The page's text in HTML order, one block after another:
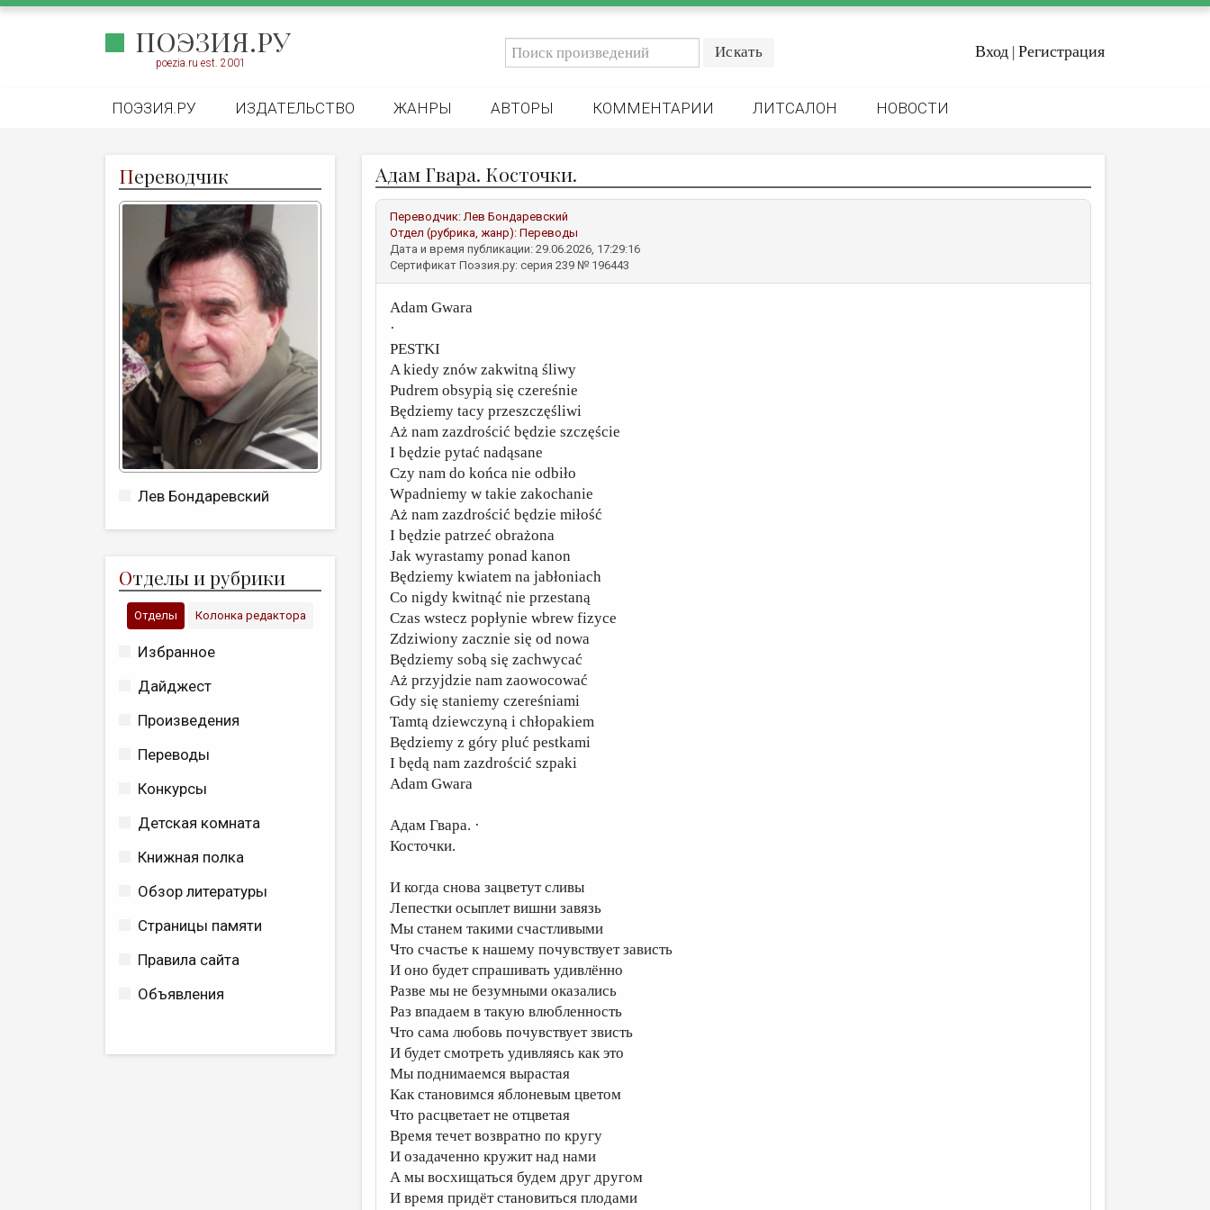
ПОЭЗИЯ.РУ
poezia.ru est. 2001
Вход | Регистрация
ПОЭЗИЯ.РУ ИЗДАТЕЛЬСТВО ЖАНРЫ АВТОРЫ КОММЕНТАРИИ ЛИТСАЛОН НОВОСТИ
Переводчик
Лев Бондаревский
Отделы и рубрики
Отделы Колонка редактора
Избранное
Дайджест
Произведения
Переводы
Конкурсы
Детская комната
Книжная полка
Обзор литературы
Страницы памяти
Правила сайта
Объявления
Адам Гвара. Косточки.
Переводчик:Лев Бондаревский
Отдел (рубрика, жанр): Переводы
Дата и время публикации: 29.06.2026, 17:29:16
Сертификат Поэзия.ру: серия 239 № 196443
Adam Gwara
·
PESTKI
A kiedy znów zakwitną śliwy
Pudrem obsypią się czereśnie
Będziemy tacy przeszczęśliwi
Aż nam zazdrościć będzie szczęście
I będzie pytać nadąsane
Czy nam do końca nie odbiło
Wpadniemy w takie zakochanie
Aż nam zazdrościć będzie miłość
I będzie patrzeć obrażona
Jak wyrastamy ponad kanon
Będziemy kwiatem na jabłoniach
Co nigdy kwitnąć nie przestaną
Czas wstecz popłynie wbrew fizyce
Zdziwiony zacznie się od nowa
Będziemy sobą się zachwycać
Aż przyjdzie nam zaowocować
Gdy się staniemy czereśniami
Tamtą dziewczyną i chłopakiem
Będziemy z góry pluć pestkami
I będą nam zazdrościć szpaki
Adam Gwara
Адам Гвара. ·
Косточки.
И когда снова зацветут сливы
Лепестки осыплет вишни завязь
Мы станем такими счастливыми
Что счастье к нашему почувствует зависть
И оно будет спрашивать удивлённо
Разве мы не безумными оказались
Раз впадаем в такую влюбленность
Что сама любовь почувствует звисть
И будет смотреть удивляясь как это
Мы поднимаемся вырастая
Как становимся яблоневым цветом
Что расцветает не отцветая
Время течет возвратно по кругу
И озадаченно кружит над нами
А мы восхищаться будем друг другом
И время придёт становиться плодами